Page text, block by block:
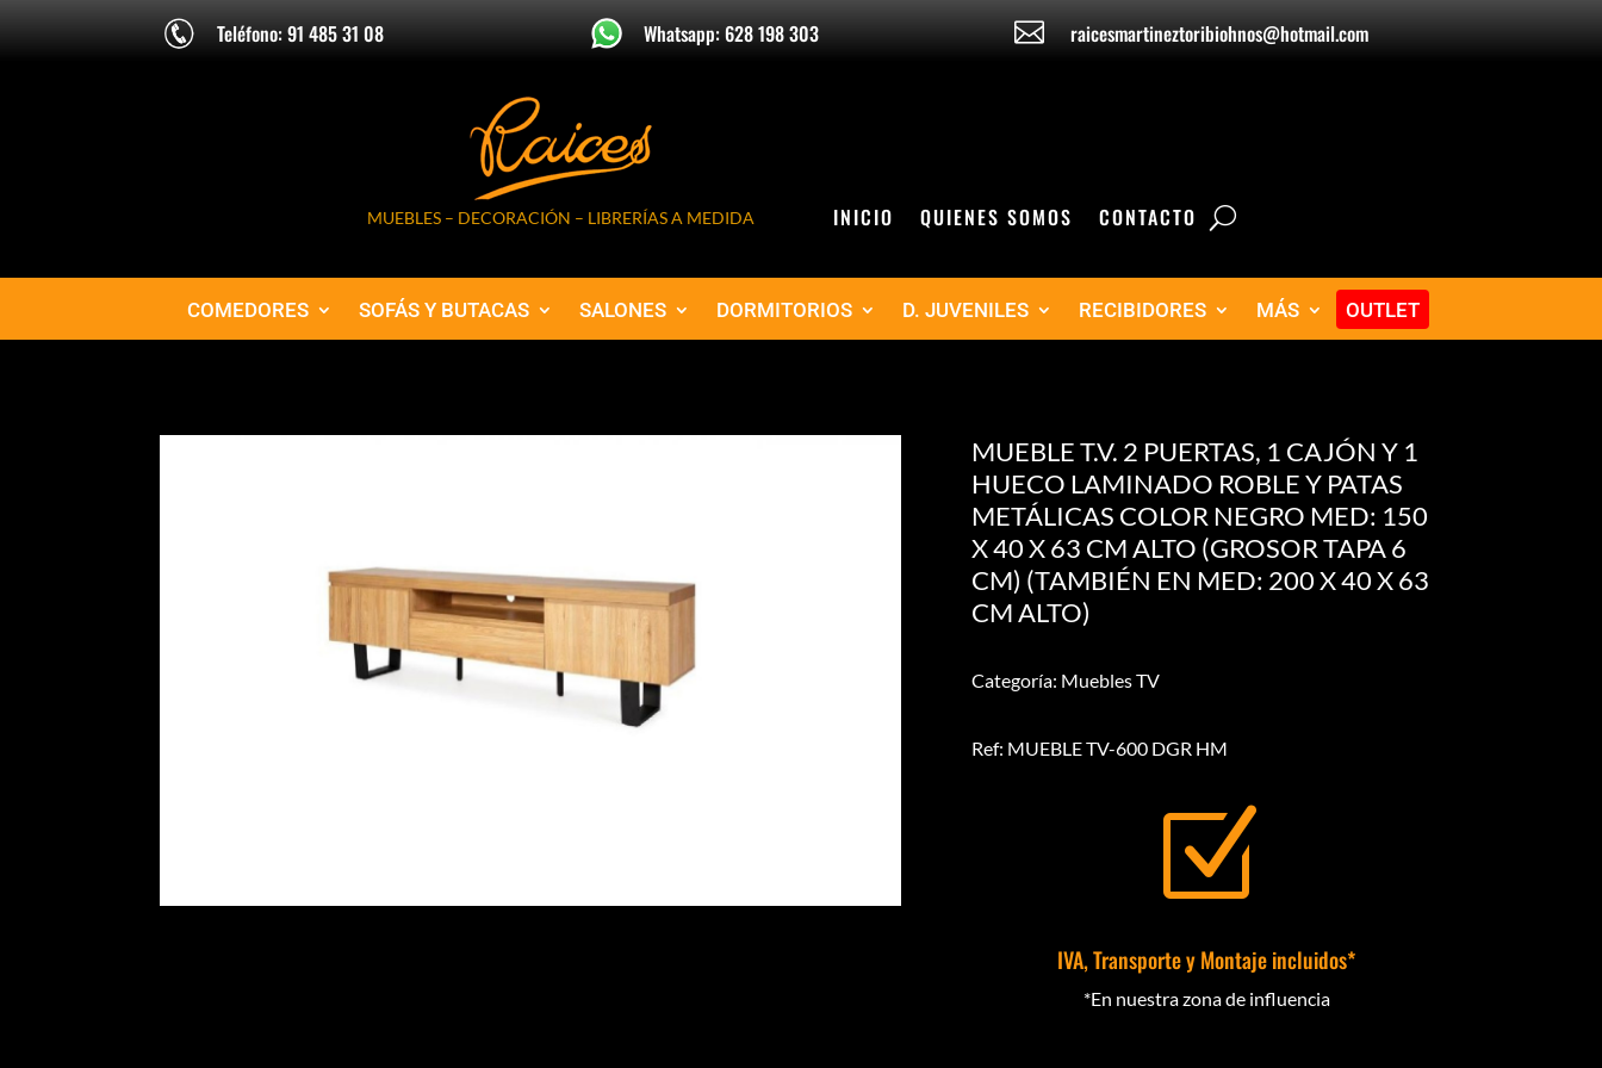
Teléfono: 91 485 31 08 Whatsapp: 628 198 303  raicesmartineztoribiohnos@hotmail.com
MUEBLES – DECORACIÓN – LIBRERÍAS A MEDIDA INICIO QUIENES SOMOS CONTACTO
COMEDORES SOFÁS Y BUTACAS SALONES DORMITORIOS D. JUVENILES RECIBIDORES MÁS OUTLET
MUEBLE T.V. 2 PUERTAS, 1 CAJÓN Y 1
HUECO LAMINADO ROBLE Y PATAS
METÁLICAS COLOR NEGRO MED: 150
X 40 X 63 CM ALTO (GROSOR TAPA 6
CM) (TAMBIÉN EN MED: 200 X 40 X 63
CM ALTO)
Categoría: Muebles TV
Ref: MUEBLE TV-600 DGR HM
Z
IVA, Transporte y Montaje incluidos*
*En nuestra zona de influencia